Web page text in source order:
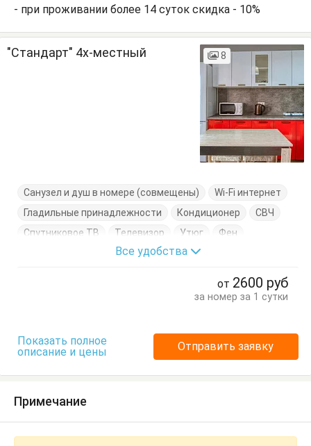
- при проживании более 14 суток скидка - 10%
"Стандарт" 4х-местный 8
Санузел и душ в номере (совмещены)
Wi-Fi интернет
Гладильные принадлежности
Кондиционер
СВЧ
Спутниковое ТВ
Телевизор Утюг
Фен
Электроплита
Электрочайник
Кухонный стол
Туалетный столик
Тумбочки
Шкаф
Все удобства
от 2600 руб
за номер за 1 сутки
Показать полное
описание и цены
Отправить заявку
Примечание